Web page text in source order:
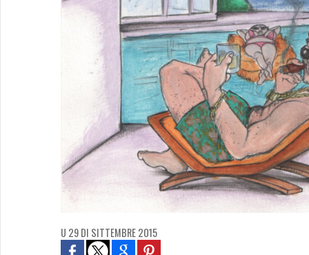
U 29 DI SITTEMBRE 2015